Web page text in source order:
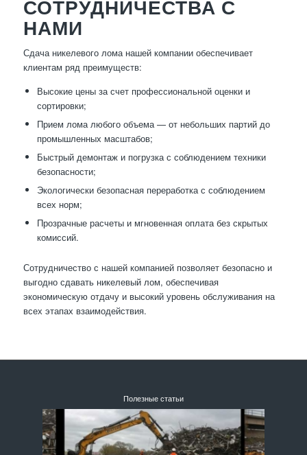
СОТРУДНИЧЕСТВА С
НАМИ
Сдача никелевого лома нашей компании обеспечивает
клиентам ряд преимуществ:
Высокие цены за счет профессиональной оценки и
сортировки;
Прием лома любого объема — от небольших партий до
промышленных масштабов;
Быстрый демонтаж и погрузка с соблюдением техники
безопасности;
Экологически безопасная переработка с соблюдением
всех норм;
Прозрачные расчеты и мгновенная оплата без скрытых
комиссий.
Сотрудничество с нашей компанией позволяет безопасно и
выгодно сдавать никелевый лом, обеспечивая
экономическую отдачу и высокий уровень обслуживания на
всех этапах взаимодействия.
Полезные статьи